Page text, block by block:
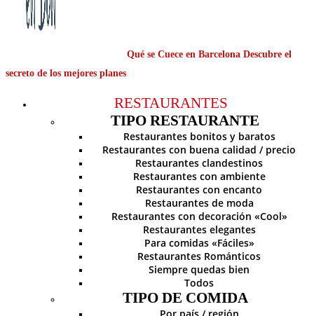
Qué se Cuece en Barcelona Descubre el
secreto de los mejores planes
RESTAURANTES
TIPO RESTAURANTE
Restaurantes bonitos y baratos
Restaurantes con buena calidad / precio
Restaurantes clandestinos
Restaurantes con ambiente
Restaurantes con encanto
Restaurantes de moda
Restaurantes con decoración «Cool»
Restaurantes elegantes
Para comidas «Fáciles»
Restaurantes Románticos
Siempre quedas bien
Todos
TIPO DE COMIDA